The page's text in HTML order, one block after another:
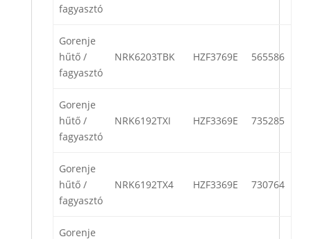
fagyasztó
Gorenje
hűtő /
fagyasztó
NRK6203TBK HZF3769E 565586
Gorenje
hűtő /
fagyasztó
NRK6192TXI HZF3369E 735285
Gorenje
hűtő /
fagyasztó
NRK6192TX4 HZF3369E 730764
Gorenje